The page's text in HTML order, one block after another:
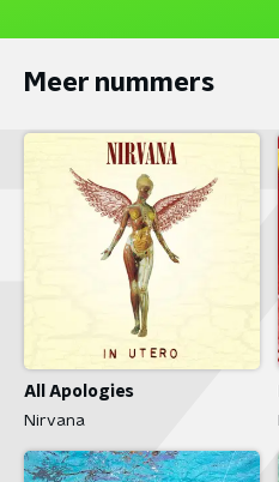
Meer nummers
All Apologies
Nirvana